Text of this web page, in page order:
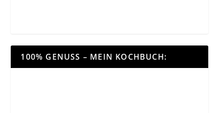
100% GENUSS – MEIN KOCHBUCH: